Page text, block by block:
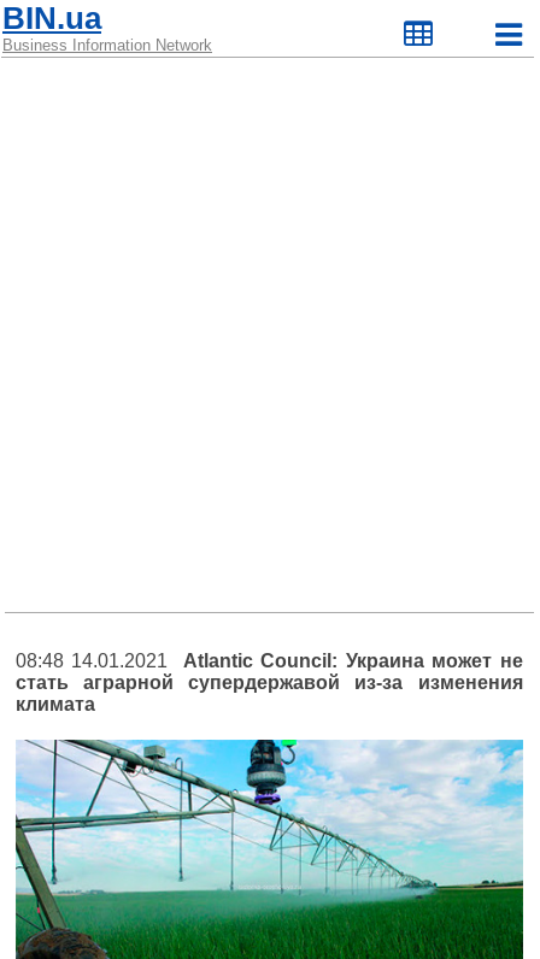
BIN.ua
Business Information Network
08:48 14.01.2021 Atlantic Council: Украина может не
стать аграрной супердержавой из-за изменения
климата